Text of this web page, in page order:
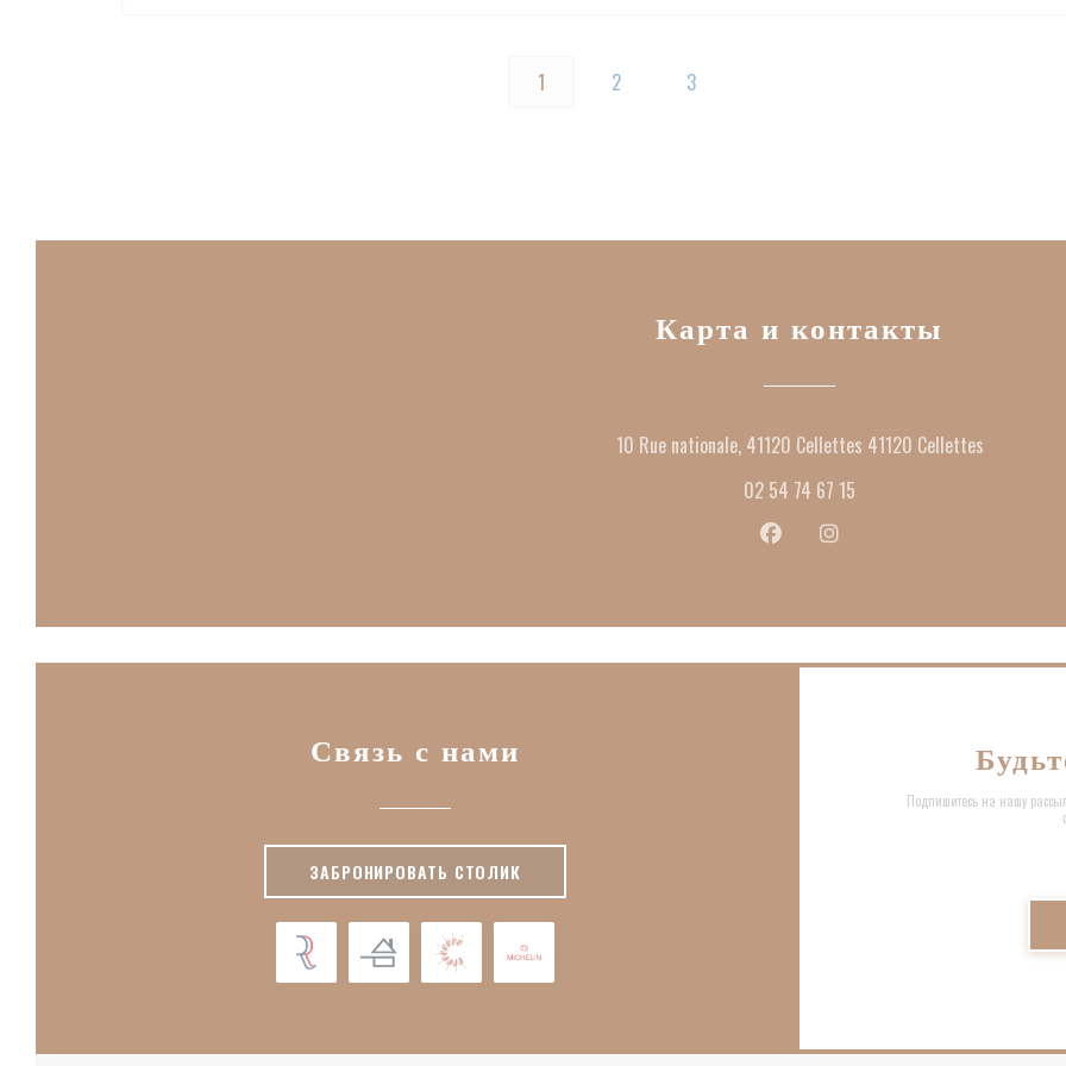
1 2 3
Карта и контакты
10 Rue nationale, 41120 Cellettes 41120 Cellettes
02 54 74 67 15
Facebook ((открывается в новом
Instagram ((открывается в
Связь с нами
ЗАБРОНИРОВАТЬ СТОЛИК
Подпишитесь на нашу